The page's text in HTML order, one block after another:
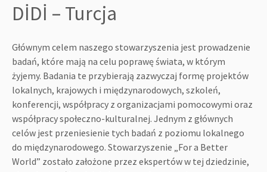
DİDİ – Turcja
Głównym celem naszego stowarzyszenia jest prowadzenie
badań, które mają na celu poprawę świata, w którym
żyjemy. Badania te przybierają zazwyczaj formę projektów
lokalnych, krajowych i międzynarodowych, szkoleń,
konferencji, współpracy z organizacjami pomocowymi oraz
współpracy społeczno-kulturalnej. Jednym z głównych
celów jest przeniesienie tych badań z poziomu lokalnego
do międzynarodowego. Stowarzyszenie „For a Better
World” zostało założone przez ekspertów w tej dziedzinie,